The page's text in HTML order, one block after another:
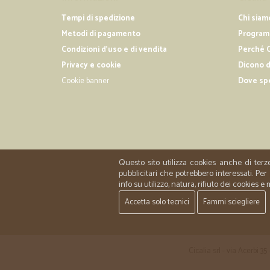
Tempi di spedizione
Metodi di pagamento
Condizioni d'uso e di vendita
Privacy e cookie
Cookie banner
Chi
Perché
Dicono
Dove
Questo sito utilizza cookies anche di
pubblicitari che potrebbero interessati.
info su utilizzo, natura, rifiuto dei cookies
Accetta solo tecnici Fammi sciegliere